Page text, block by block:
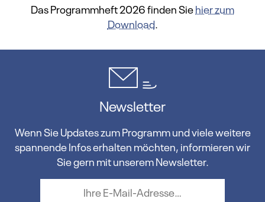
Das Programmheft 2026 finden Siehier zum
Download.
Newsletter
Wenn Sie Updates zum Programm und viele weitere
spannende Infos erhalten möchten, informieren wir
Sie gern mit unserem Newsletter.